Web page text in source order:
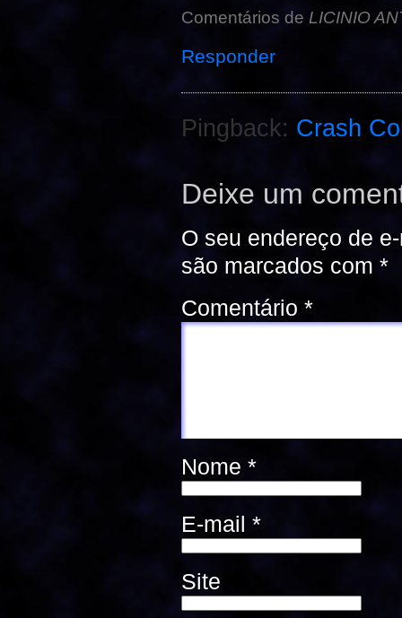
Comentários deLICINIO
Responder
Pingback: Crash
Deixe um
O seu endereço de
são marcados com*
Comentário*
Nome*
E-mail*
Site